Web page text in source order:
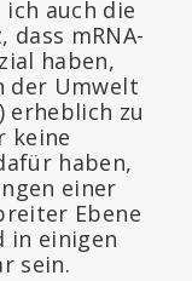
auch die
mRNA-
haben,
der Umwelt
erheblich zu
keine
haben,
einer
Ebene
in einigen
sein.